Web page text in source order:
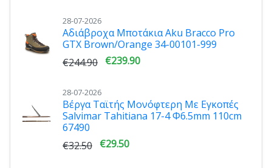
28-07-2026
Αδιάβροχα Μποτάκια Aku Bracco Pro
GTX Brown/Orange 34-00101-999
€244.90 €239.90
28-07-2026
Βέργα Ταϊτής Μονόφτερη Με Εγκοπές
Salvimar Tahitiana 17-4 Φ6.5mm 110cm
67490
€32.50 €29.50